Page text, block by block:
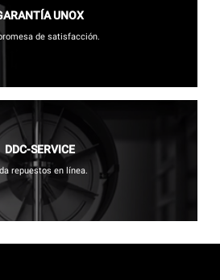
UNOX
de satisfacción.
DDC-SERVICE
repuestos en línea.